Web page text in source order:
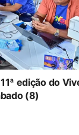
edição do
(8)